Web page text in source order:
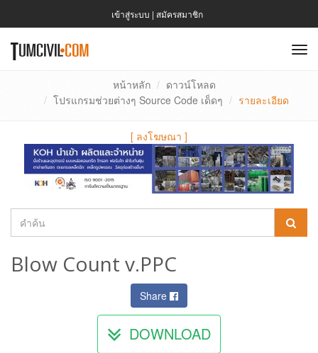
เข้าสู่ระบบ | สมัครสมาชิก
หน้าหลัก
ดาวน์โหลด
โปรแกรมช่วยต่างๆ Source Code เด็ดๆ
รายละเอียด
[ ลงโฆษณา ]
Blow Count v.PPC
Share
DOWNLOAD